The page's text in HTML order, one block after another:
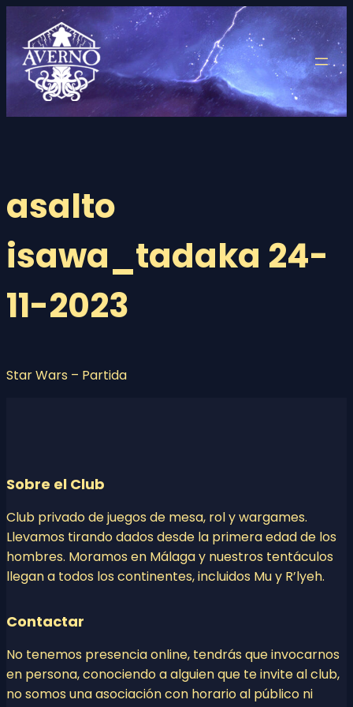
contenido
asalto
isawa_tadaka 24-
11-2023
Star Wars – Partida
Sobre el Club
Club privado de juegos de mesa, rol y wargames.
Llevamos tirando dados desde la primera edad de los
hombres. Moramos en Málaga y nuestros tentáculos
llegan a todos los continentes, incluidos Mu y R’lyeh.
Contactar
No tenemos presencia online, tendrás que invocarnos
en persona, conociendo a alguien que te invite al club,
no somos una asociación con horario al público ni